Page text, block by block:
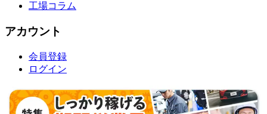
工場コラム
アカウント
会員登録
ログイン